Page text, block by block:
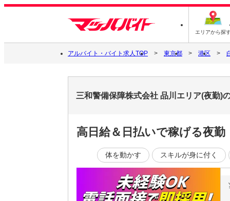
エリアから探
アルバイト・バイト求人TOP 東京都 港区
三和警備保障株式会社 品川エリア(夜勤)
高日給＆日払いで稼げる夜
体を動かす スキルが身に付く